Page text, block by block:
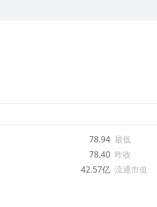
78.94 最低
78.40 昨收
42.57亿 流通市值